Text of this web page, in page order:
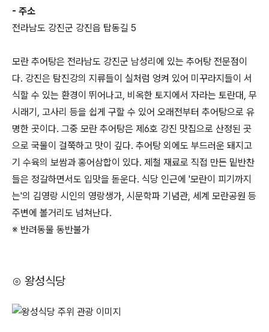
- 주소
전라남도 강진군 강진읍 탑동길 5
모란 추어탕은 전라남도 강진군 남성리에 있는 추어탕 전문점이
다. 강진은 탐진강의 지류들이 실처럼 엉켜 있어 미꾸라지들이 서
식할 수 있는 환경이 뛰어나고, 비옥한 토지에서 자라는 토란대, 무
시래기, 고사리 등을 쉽게 구할 수 있어 오래전부터 추어탕으로 유
명한 곳이다. 그중 모란 추어탕은 제6호 강진 맛집으로 산정된 곳
으로 국물이 걸쭉하고 맛이 깊다. 추어탕 외에도 부드러운 돼지고
기 수육의 보쌈과 홍어삼합이 있다. 제철 재료로 직접 만든 밑반찬
들은 정갈하면서도 입맛을 돋운다. 식당 인근에 '모란이 피기까지
는'의 김영랑 시인의 영랑생가, 시문학파 기념관, 세계 모란공원 등
주변에 볼거리도 넘쳐난다.
※ 반려동물 동반불가
⊙ 왕성식당